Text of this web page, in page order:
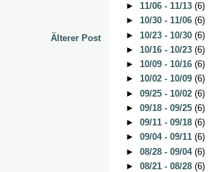
Älterer Post
► 11/06 - 11/13 (6)
► 10/30 - 11/06 (6)
► 10/23 - 10/30 (6)
► 10/16 - 10/23 (6)
► 10/09 - 10/16 (6)
► 10/02 - 10/09 (6)
► 09/25 - 10/02 (6)
► 09/18 - 09/25 (6)
► 09/11 - 09/18 (6)
► 09/04 - 09/11 (6)
► 08/28 - 09/04 (6)
► 08/21 - 08/28 (6)